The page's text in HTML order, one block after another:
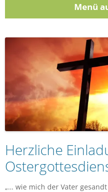
Menü
Herzliche
„… wie mich der Vater